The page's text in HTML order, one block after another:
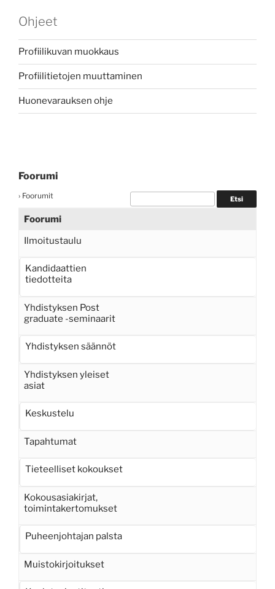
Ohjeet
Profiilikuvan muokkaus
Profiilitietojen muuttaminen
Huonevarauksen ohje
Foorumi
› Foorumit
Foorumi
Ilmoitustaulu
Kandidaattien
tiedotteita
Yhdistyksen Post
graduate -seminaarit
Yhdistyksen säännöt
Yhdistyksen yleiset
asiat
Keskustelu
Tapahtumat
Tieteelliset kokoukset
Kokousasiakirjat,
toimintakertomukset
Puheenjohtajan palsta
Muistokirjoitukset